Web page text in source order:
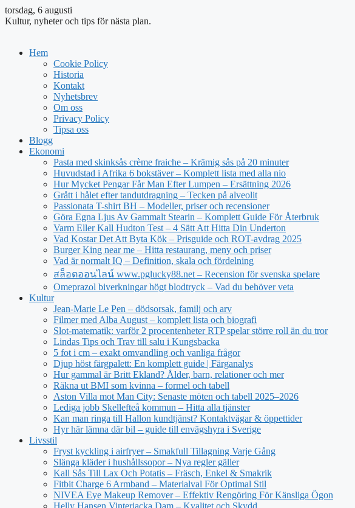
torsdag, 6 augusti
Kultur, nyheter och tips för nästa plan.
Hem
Cookie Policy
Historia
Kontakt
Nyhetsbrev
Om oss
Privacy Policy
Tipsa oss
Blogg
Ekonomi
Pasta med skinksås crème fraiche – Krämig sås på 20 minuter
Huvudstad i Afrika 6 bokstäver – Komplett lista med alla nio
Hur Mycket Pengar Får Man Efter Lumpen – Ersättning 2026
Grått i hålet efter tandutdragning – Tecken på alveolit
Passionata T-shirt BH – Modeller, priser och recensioner
Göra Egna Ljus Av Gammalt Stearin – Komplett Guide För Återbruk
Varm Eller Kall Hudton Test – 4 Sätt Att Hitta Din Underton
Vad Kostar Det Att Byta Kök – Prisguide och ROT-avdrag 2025
Burger King near me – Hitta restaurang, meny och priser
Vad är normalt IQ – Definition, skala och fördelning
สล็อตออนไลน์ www.pglucky88.net – Recension för svenska spelare
Omeprazol biverkningar högt blodtryck – Vad du behöver veta
Kultur
Jean‑Marie Le Pen – dödsorsak, familj och arv
Filmer med Alba August – komplett lista och biografi
Slot-matematik: varför 2 procentenheter RTP spelar större roll än du tror
Lindas Tips och Trav till salu i Kungsbacka
5 fot i cm – exakt omvandling och vanliga frågor
Djup höst färgpalett: En komplett guide | Färganalys
Hur gammal är Britt Ekland? Ålder, barn, relationer och mer
Räkna ut BMI som kvinna – formel och tabell
Aston Villa mot Man City: Senaste möten och tabell 2025–2026
Lediga jobb Skellefteå kommun – Hitta alla tjänster
Kan man ringa till Hallon kundtjänst? Kontaktvägar & öppettider
Hyr här lämna där bil – guide till envägshyra i Sverige
Livsstil
Fryst kyckling i airfryer – Smakfull Tillagning Varje Gång
Slänga kläder i hushållssopor – Nya regler gäller
Kall Sås Till Lax Och Potatis – Fräsch, Enkel & Smakrik
Fitbit Charge 6 Armband – Materialval För Optimal Stil
NIVEA Eye Makeup Remover – Effektiv Rengöring För Känsliga Ögon
Helly Hansen Vinterjacka Dam – Kvalitet och Skydd